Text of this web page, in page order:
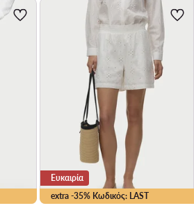
extra -35% Κωδικός: LAST
Ευκαιρία